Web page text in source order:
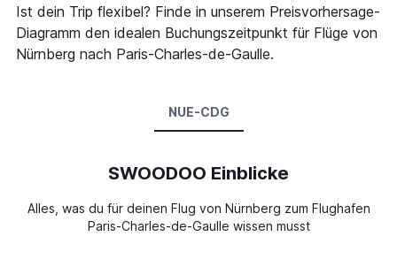
Ist dein Trip flexibel? Finde in unserem Preisvorhersage-
Diagramm den idealen Buchungszeitpunkt für Flüge von
Nürnberg nach Paris-Charles-de-Gaulle.
NUE-CDG
SWOODOO Einblicke
Alles, was du für deinen Flug von Nürnberg zum Flughafen
Paris-Charles-de-Gaulle wissen musst